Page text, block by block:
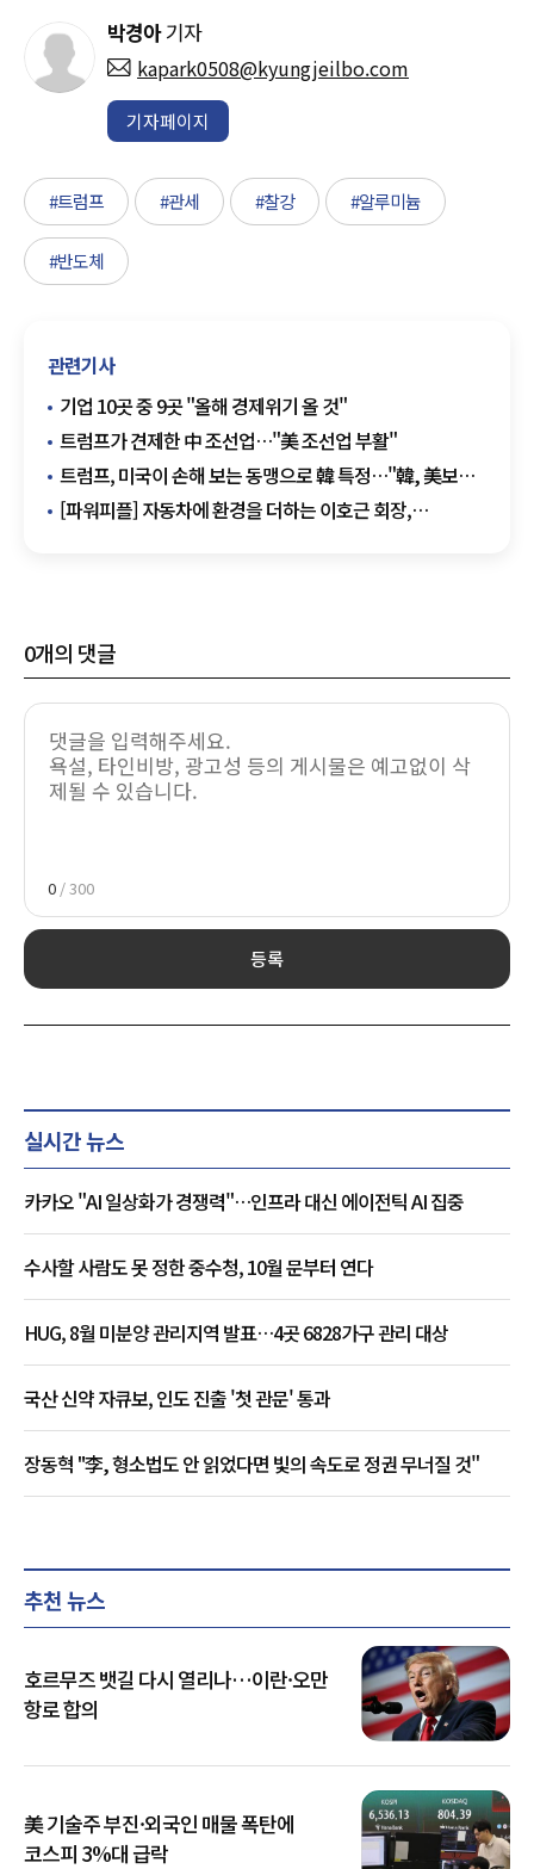
박경아기자
kapark0508@kyungjeilbo.com
기자페이지
#트럼프 #관세 #찰강 #알루미늄
#반도체
관련기사
기업 10곳 중 9곳 "올해 경제위기 올 것"
트럼프가 견제한 中 조선업…"美 조선업 부활"
트럼프, 미국이 손해 보는 동맹으로 韓 특정…"韓, 美보다
관세 4배 높아"
[파워피플] 자동차에 환경을 더하는 이호근 회장,
0개의 댓글
0 / 300
등록
실시간 뉴스
카카오 "AI 일상화가 경쟁력"…인프라 대신 에이전틱 AI 집중
수사할 사람도 못 정한 중수청, 10월 문부터 연다
HUG, 8월 미분양 관리지역 발표…4곳 6828가구 관리 대상
국산 신약 자큐보, 인도 진출 '첫 관문' 통과
장동혁 "李, 형소법도 안 읽었다면 빛의 속도로 정권 무너질 것"
추천 뉴스
호르무즈 뱃길 다시 열리나…이란·오만
항로 합의
美 기술주 부진·외국인 매물 폭탄에
코스피 3%대 급락